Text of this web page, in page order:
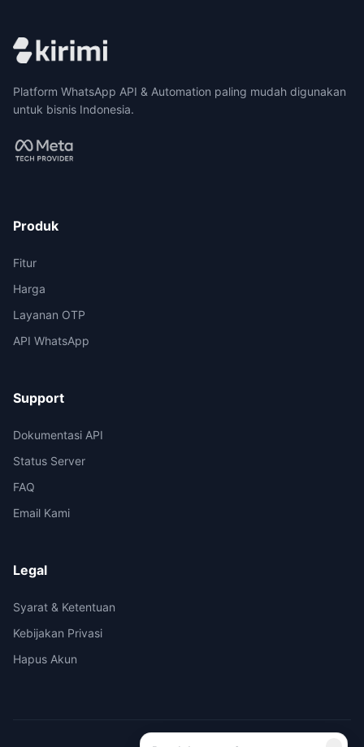
Platform WhatsApp API & Automation paling mudah digunakan
untuk bisnis Indonesia.
Produk
Fitur
Harga
Layanan OTP
API WhatsApp
Support
Dokumentasi API
Status Server
FAQ
Email Kami
Legal
Syarat & Ketentuan
Kebijakan Privasi
Hapus Akun